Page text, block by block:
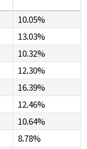
10.05%
13.03%
10.32%
12.30%
16.39%
12.46%
10.64%
8.78%